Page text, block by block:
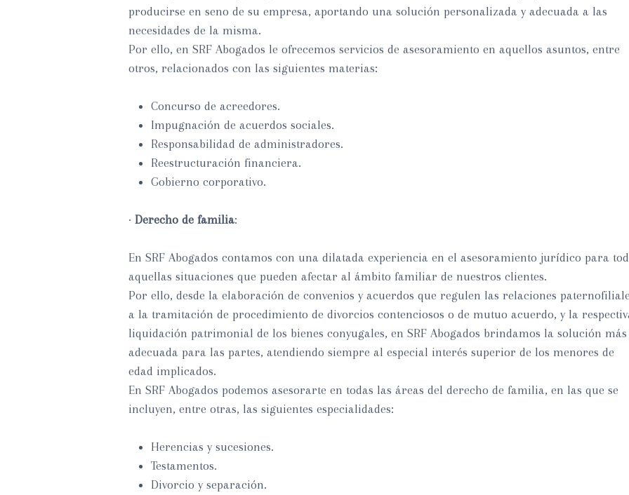
producirse en seno de su empresa, aportando una solución personalizada y adecuada a las
necesidades de la misma.
Por ello, en SRF Abogados le ofrecemos servicios de asesoramiento en aquellos asuntos, entre
otros, relacionados con las siguientes materias:
Concurso de acreedores.
Impugnación de acuerdos sociales.
Responsabilidad de administradores.
Reestructuración financiera.
Gobierno corporativo.
· Derecho de familia:
En SRF Abogados contamos con una dilatada experiencia en el asesoramiento jurídico para
aquellas situaciones que pueden afectar al ámbito familiar de nuestros clientes.
Por ello, desde la elaboración de convenios y acuerdos que regulen las relaciones
a la tramitación de procedimiento de divorcios contenciosos o de mutuo acuerdo, y la
liquidación patrimonial de los bienes conyugales, en SRF Abogados brindamos la solución más
adecuada para las partes, atendiendo siempre al especial interés superior de los menores de
edad implicados.
En SRF Abogados podemos asesorarte en todas las áreas del derecho de familia, en las que se
incluyen, entre otras, las siguientes especialidades:
Herencias y sucesiones.
Testamentos.
Divorcio y separación.